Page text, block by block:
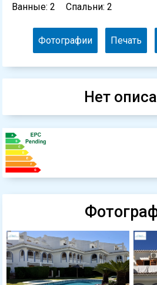
Ванные: 2
Спальни: 2
Фотографии Печать
Нет